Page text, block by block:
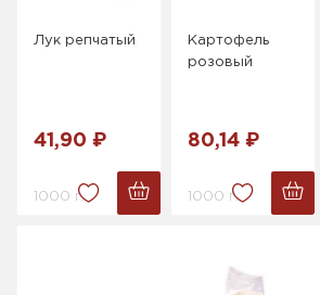
Лук репчатый
41,90 ₽
1000 г.
Картофель
розовый
80,14 ₽
1000 г.